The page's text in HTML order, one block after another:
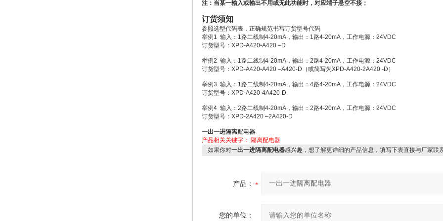
注：当某一输入或输出不用或无此功能时，对应端子悬空不接；
订货须知
参照选型代码表，正确规范书写订货型号代码
举例1 输入：1路二线制4-20mA，输出：1路4-20mA，工作电源：24VDC
订货型号：XPD-A420-A420 –D
举例2 输入：1路二线制4-20mA，输出：2路4-20mA，工作电源：24VDC
订货型号：XPD-A420-A420 –A420-D（或简写为XPD-A420-2A420 -D）
举例3 输入：1路二线制4-20mA，输出：4路4-20mA，工作电源：24VDC
订货型号：XPD-A420-4A420-D
举例4 输入：2路二线制4-20mA，输出：2路4-20mA，工作电源：24VDC
订货型号：XPD-2A420 –2A420-D
一出一进隔离配电器
产品相关关键字： 隔离配电器
如果你对一出一进隔离配电器感兴趣，想了解更详细的产品信息，填写下表直接与厂家联
产品：
您的单位：